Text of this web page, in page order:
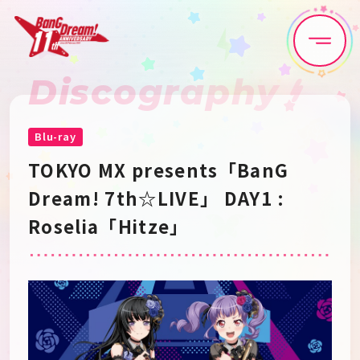
Home News
Live•Event
Artist Anime
Schedule About
Goods
Discography
Blu-ray
TOKYO MX presents「BanG
Dream! 7th☆LIVE」 DAY1 :
Roselia「Hitze」